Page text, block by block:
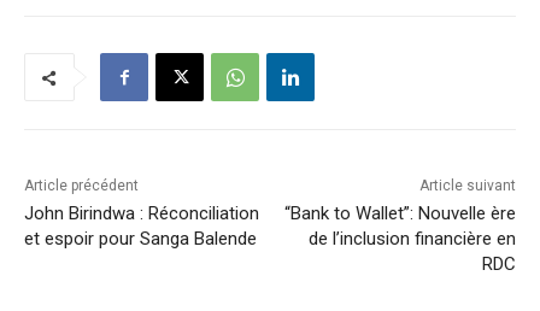
Article précédent
John Birindwa : Réconciliation
et espoir pour Sanga Balende
Article suivant
“Bank to Wallet”: Nouvelle ère
de l’inclusion financière en
RDC